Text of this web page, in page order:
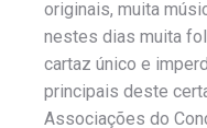
originais, muita
nestes dias muita
cartaz único e
principais deste
Associações do